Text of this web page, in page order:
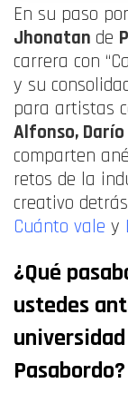
En su paso por
Jhonatan de
carrera con
y su
para artistas
Alfonso, Darío
comparten
retos de la
creativo
Cuánto vale y
¿Qué
ustedes
Pasabordo?